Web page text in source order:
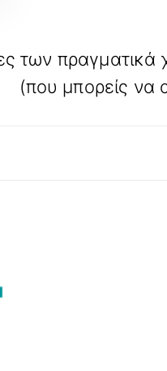
των
(που μπορείς να